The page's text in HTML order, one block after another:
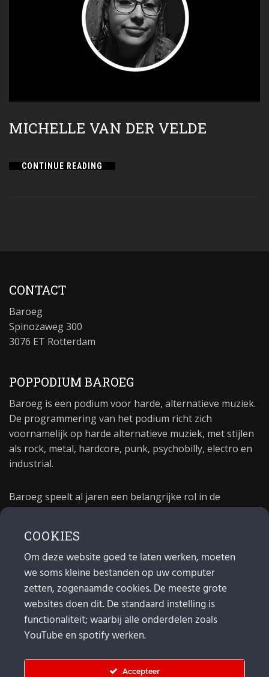
MICHELLE VAN DER VELDE
CONTINUE READING
CONTACT
Baroeg
Spinozaweg 300
3076 ET Rotterdam
POPPODIUM BAROEG
Baroeg is een podium voor harde, alternatieve muziek.
De programmering van het podium richt zich
voornamelijk op harde alternatieve muziek, met stijlen
als rock, metal, hardcore, punk, psychobilly, electro en
industrial.
Baroeg speelt al jaren een belangrijke rol in de
poppodium 40 jaar.
MAIL
Algemeen: info@baroeg.nl
Bands & boeking: leon@baroeg.nl
Promotie & publiciteit: francis@baroeg.nl
COOKIES
Om deze website goed te laten werken, moeten
we soms kleine bestanden op uw computer
zetten, zogenaamde cookies. De meeste grote
websites doen dit. De standaard instelling is
functionaliteit; waarbij alle onderdelen zoals
YouTube en spotify werken.
Accepteer